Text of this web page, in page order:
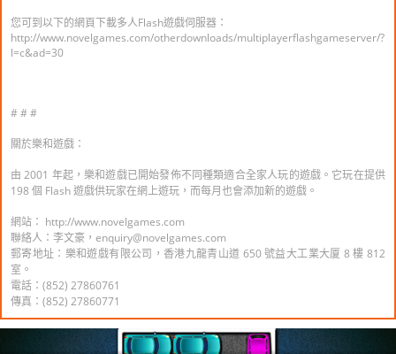
您可到以下的網頁下載多人Flash遊戲伺服器：
http://www.novelgames.com/otherdownloads/multiplayerflashgameserver/?
l=c&ad=30
# # #
關於樂和遊戲：
由 2001 年起，樂和遊戲已開始發佈不同種類適合全家人玩的遊戲。它玩在提供
198 個 Flash 遊戲供玩家在網上遊玩，而每月也會添加新的遊戲。
網站： http://www.novelgames.com
聯絡人：李文豪，enquiry@novelgames.com
郵寄地址：樂和遊戲有限公司，香港九龍青山道 650 號益大工業大厦 8 樓 812
室。
電話：(852) 27860761
傳真：(852) 27860771